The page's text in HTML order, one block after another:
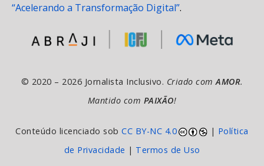
“Acelerando a Transformação Digital”.
© 2020 – 2026 Jornalista Inclusivo. Criado comAMOR.
Mantido com PAIXÃO!
Conteúdo licenciado sobCC BY-NC 4.0 | Política
de Privacidade | Termos de Uso